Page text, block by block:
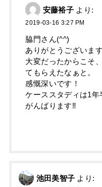
安藤裕子 より:
2019-03-16 3:27 PM
脇門さん(^^)
ありがとうございます
大変だったからこそ
てもらえたなぁと。
感慨深いです！
ケーススタディは1年
がんばります‼️
池田美智子 より: